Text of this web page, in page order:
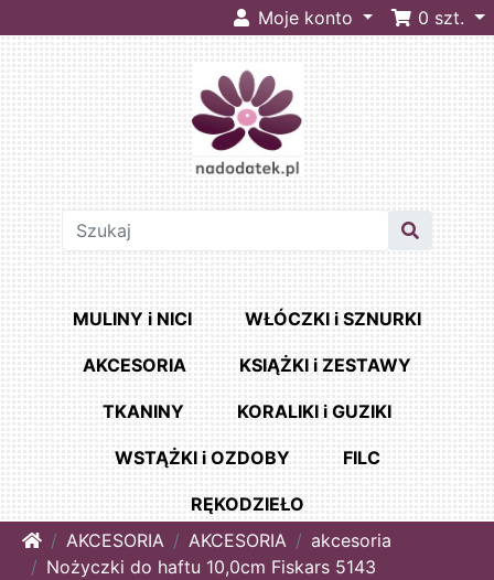
Moje konto 0 szt.
MULINY i NICI WŁÓCZKI i SZNURKI
AKCESORIA KSIĄŻKI i ZESTAWY
TKANINY KORALIKI i GUZIKI
WSTĄŻKI i OZDOBY FILC
RĘKODZIEŁO
HomeAKCESORIA AKCESORIA
akcesoria
Nożyczki do haftu 10,0cm Fiskars 5143